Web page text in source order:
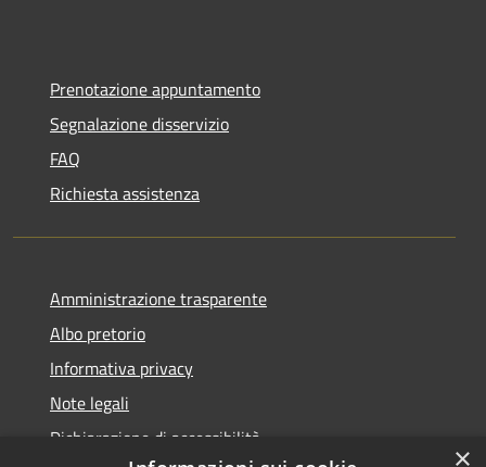
Prenotazione appuntamento
Segnalazione disservizio
FAQ
Richiesta assistenza
Amministrazione trasparente
Albo pretorio
Informativa privacy
Note legali
Dichiarazione di accessibilità
×